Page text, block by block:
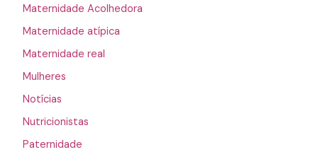
Maternidade Acolhedora
Maternidade atípica
Maternidade real
Mulheres
Notícias
Nutricionistas
Paternidade